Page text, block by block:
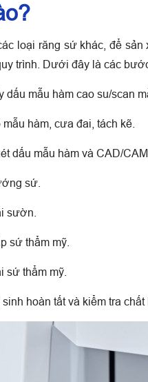
loại răng sứ khác, để
trình. Dưới đây là các
dấu mẫu hàm cao su/scan
hàm, cưa đai, tách kẽ.
dấu mẫu hàm và CAD/CAM.
sứ.
sườn.
sứ thẩm mỹ.
sứ thẩm mỹ.
hoàn tất và kiểm tra chất